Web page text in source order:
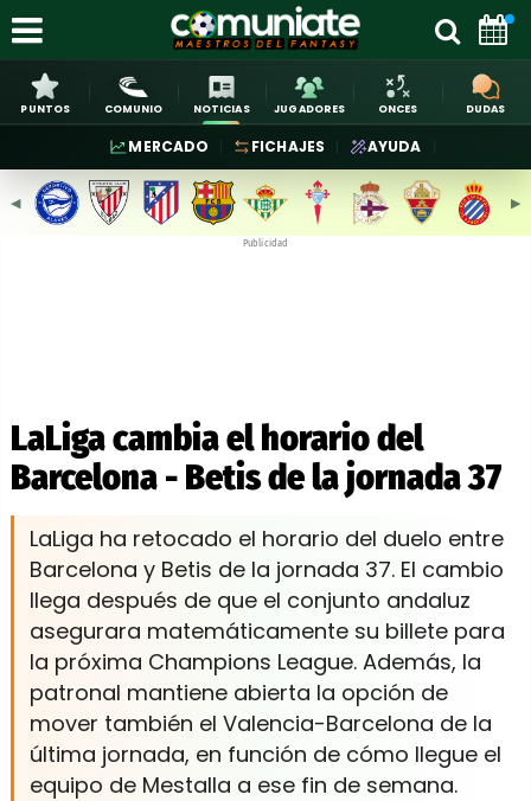
PUNTOS COMUNIO NOTICIAS JUGADORES ONCES DUDAS
MERCADO FICHAJES AYUDA
◀︎ ▶︎
Publicidad
LaLiga cambia el horario del
Barcelona - Betis de la jornada 37
LaLiga ha retocado el horario del duelo entre
Barcelona y Betis de la jornada 37. El cambio
llega después de que el conjunto andaluz
asegurara matemáticamente su billete para
la próxima Champions League. Además, la
patronal mantiene abierta la opción de
mover también el Valencia-Barcelona de la
última jornada, en función de cómo llegue el
equipo de Mestalla a ese fin de semana.